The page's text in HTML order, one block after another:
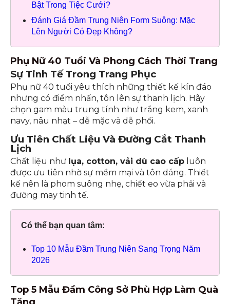
Bật Trong Tiệc Cưới?
Đánh Giá Đầm Trung Niên Form Suông: Mặc
Lên Người Có Đẹp Không?
Phụ Nữ 40 Tuổi Và Phong Cách Thời Trang
Sự Tinh Tế Trong Trang Phục
Phụ nữ 40 tuổi yêu thích những thiết kế kín đáo
nhưng có điểm nhấn, tôn lên sự thanh lịch. Hãy
chọn gam màu trung tính như trắng kem, xanh
navy, nâu nhạt – dễ mặc và dễ phối.
Ưu Tiên Chất Liệu Và Đường Cắt Thanh
Lịch
Chất liệu như lụa, cotton, vải dù cao cấp luôn
được ưu tiên nhờ sự mềm mại và tôn dáng. Thiết
kế nên là phom suông nhẹ, chiết eo vừa phải và
đường may tinh tế.
Có thể bạn quan tâm:
Top 10 Mẫu Đầm Trung Niên Sang Trọng Năm
2026
Top 5 Mẫu Đầm Công Sở Phù Hợp Làm Quà